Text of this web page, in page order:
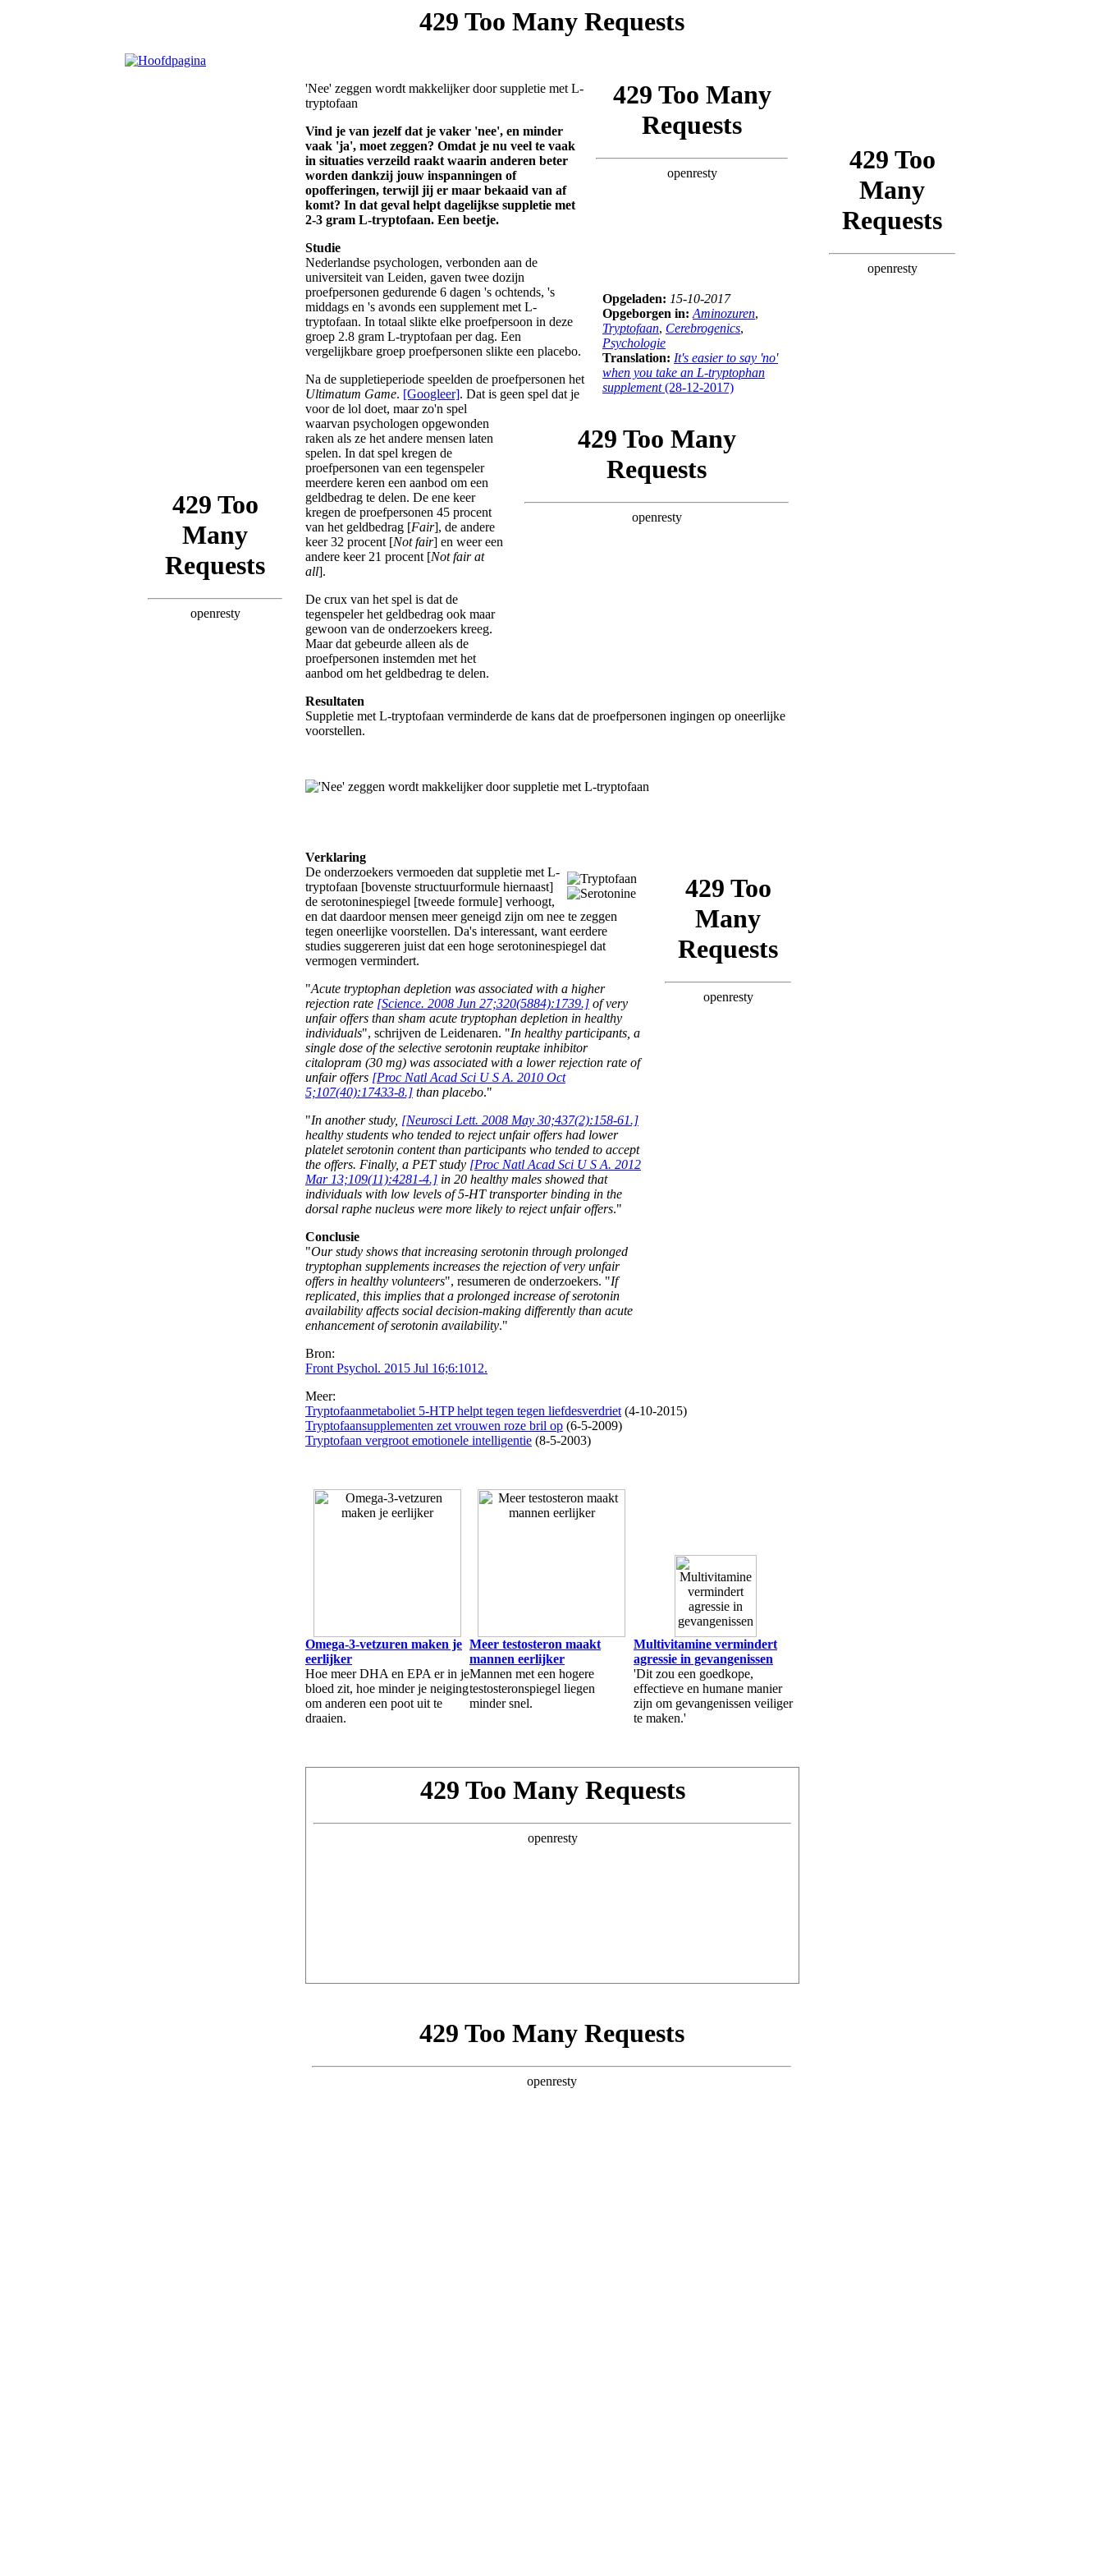
Opgeladen: 15-10-2017
Opgeborgen in: Aminozuren,
Tryptofaan, Cerebrogenics,
Psychologie
Translation: It's easier to say 'no'
when you take an L-tryptophan
supplement(28-12-2017)
'Nee' zeggen wordt makkelijker door suppletie met L-
tryptofaan
Vind je van jezelf dat je vaker 'nee', en minder
vaak 'ja', moet zeggen? Omdat je nu veel te vaak
in situaties verzeild raakt waarin anderen beter
worden dankzij jouw inspanningen of
opofferingen, terwijl jij er maar bekaaid van af
komt? In dat geval helpt dagelijkse suppletie met
2-3 gram L-tryptofaan. Een beetje.
Studie
Nederlandse psychologen, verbonden aan de
universiteit van Leiden, gaven twee dozijn
proefpersonen gedurende 6 dagen 's ochtends, 's
middags en 's avonds een supplement met L-
tryptofaan. In totaal slikte elke proefpersoon in deze
groep 2.8 gram L-tryptofaan per dag. Een
vergelijkbare groep proefpersonen slikte een placebo.
Na de suppletieperiode speelden de proefpersonen het
Ultimatum Game. [Googleer]. Dat is geen spel dat je
voor de lol doet, maar zo'n spel
waarvan psychologen opgewonden
raken als ze het andere mensen laten
spelen. In dat spel kregen de
proefpersonen van een tegenspeler
meerdere keren een aanbod om een
geldbedrag te delen. De ene keer
kregen de proefpersonen 45 procent
van het geldbedrag [Fair], de andere
keer 32 procent [Not fair] en weer een
andere keer 21 procent [Not fair at
all].
De crux van het spel is dat de
tegenspeler het geldbedrag ook maar
gewoon van de onderzoekers kreeg.
Maar dat gebeurde alleen als de
proefpersonen instemden met het
aanbod om het geldbedrag te delen.
Resultaten
Suppletie met L-tryptofaan verminderde de kans dat de proefpersonen ingingen op oneerlijke
voorstellen.
Verklaring
De onderzoekers vermoeden dat suppletie met L-
tryptofaan [bovenste structuurformule hiernaast]
de serotoninespiegel [tweede formule] verhoogt,
en dat daardoor mensen meer geneigd zijn om nee te zeggen
tegen oneerlijke voorstellen. Da's interessant, want eerdere
studies suggereren juist dat een hoge serotoninespiegel dat
vermogen vermindert.
"Acute tryptophan depletion was associated with a higher
rejection rate [Science. 2008 Jun 27;320(5884):1739.] of very
unfair offers than sham acute tryptophan depletion in healthy
individuals", schrijven de Leidenaren. "In healthy participants, a
single dose of the selective serotonin reuptake inhibitor
citalopram (30 mg) was associated with a lower rejection rate of
unfair offers [Proc Natl Acad Sci U S A. 2010 Oct
5;107(40):17433-8.] than placebo."
"In another study, [Neurosci Lett. 2008 May 30;437(2):158-61.]
healthy students who tended to reject unfair offers had lower
platelet serotonin content than participants who tended to accept
the offers. Finally, a PET study [Proc Natl Acad Sci U S A. 2012
Mar 13;109(11):4281-4.] in 20 healthy males showed that
individuals with low levels of 5-HT transporter binding in the
dorsal raphe nucleus were more likely to reject unfair offers."
Conclusie
"Our study shows that increasing serotonin through prolonged
tryptophan supplements increases the rejection of very unfair
offers in healthy volunteers", resumeren de onderzoekers. "If
replicated, this implies that a prolonged increase of serotonin
availability affects social decision-making differently than acute
enhancement of serotonin availability."
Bron:
Front Psychol. 2015 Jul 16;6:1012.
Meer:
Tryptofaanmetaboliet 5-HTP helpt tegen tegen liefdesverdriet (4-10-2015)
Tryptofaansupplementen zet vrouwen roze bril op (6-5-2009)
Tryptofaan vergroot emotionele intelligentie (8-5-2003)
Omega-3-vetzuren maken je
eerlijker
Hoe meer DHA en EPA er in je
bloed zit, hoe minder je neiging
om anderen een poot uit te
draaien.
Meer testosteron maakt
mannen eerlijker
Mannen met een hogere
testosteronspiegel liegen
minder snel.
Multivitamine vermindert
agressie in gevangenissen
'Dit zou een goedkope,
effectieve en humane manier
zijn om gevangenissen veiliger
te maken.'